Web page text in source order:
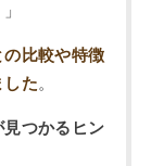
」
の比較や特徴
した。
つかるヒン